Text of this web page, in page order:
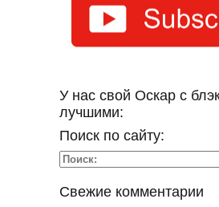
У нас свой Оскар с
лучшими:
Поиск по сайту:
Свежие комментарии